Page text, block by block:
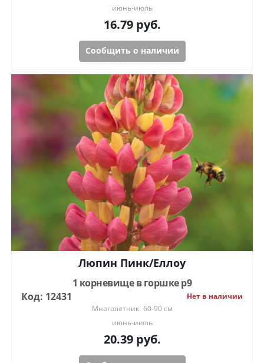
июнь-июль
16.79руб.
Сообщить о наличии
Люпин Пинк/Еллоу
1 корневище в горшке р9
Код: 12431
Нет в наличии
Многолетник 60-90 см
июнь-июль
20.39руб.